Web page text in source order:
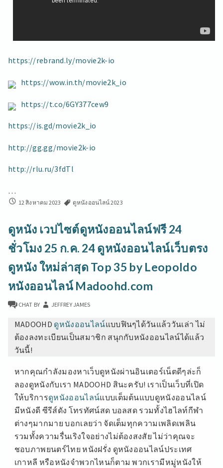
https://rebrand.ly/movie2k-io
https://wow.in.th/movie2k_io
https://t.co/6GY377cew9
https://is.gd/movie2k_io
http://gg.gg/movie2k-io
http://rlu.ru/3fdTl
…
6
หนัง
หนัง
ออนไลน์
หนัง
ออนไลน์
ชัด
ดู
หนัง
ออนไลน์
2023
แอ
หนัง
หนัง
ใหม่
ย้อน
หลัง
ฟรี
12 สิงหาคม 2023 ดูหนังออนไลน์ 2023
ดูหนัง เวปไซต์ดูหนังออนไลน์ฟรี 24
ชั่วโมง 25 ก.ค. 24 ดูหนังออนไลน์เว็บตรง
ดูหนัง ใหม่ล่าสุด Top 35 by Leopoldo
หนังออนไลน์ Madoohd.com
CHAT BY JEFFREY JAMES
MADOOHD ดูหนังออนไลน์แบบฟินๆได้วันแล้ววันเล่า ไม่
ต้องลงทะเบียนเป็นสมาชิก สนุกกับหนังออนไลน์ได้แล้ว
วันนี้!
หากคุณกำลังมองหาเว็บดูหนังผ่านอินเตอร์เน็ตดีๆล่ะก็
ลองดูหนังกับเรา MADOOHD สินะครับ! เราเป็นเว็บที่เปิด
ให้บริการดูหนังออนไลน์แบบเต็มต้นแบบดูหนังออนไลน์
มีหนังดี ซีรีส์ดัง โทรทัศน์สด บอลสด รวมทั้งไฮไลท์กีฬา
ต่างๆมากมาย บอกเลยว่า จัดเต็มทุกความเพลิดเพลิน
รวมทั้งความรื่นเริงใจอย่างไม่ต้องสงสัย ไม่ว่าคุณจะ
ชอบภาพยนตร์ไทย หนังฝรั่ง ดูหนังออนไลน์ประเทศ
เกาหลี หรือหนังจำพวกไหนก็ตาม พวกเรามีหมู่หนังให้